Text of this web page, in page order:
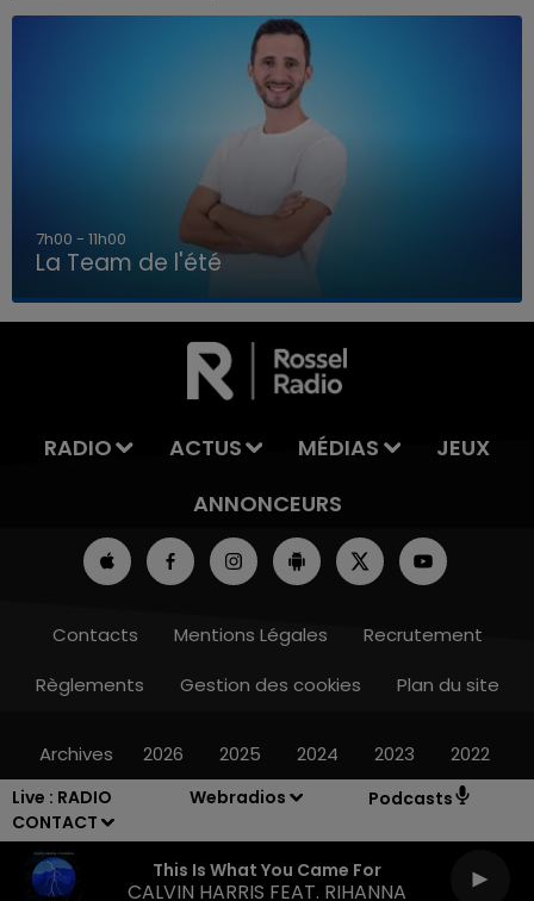
Live : RADIO
CONTACT
Webradios Podcasts
This Is What You Came For
CALVIN HARRIS FEAT. RIHANNA
LA TEAM DE L'ÉTÉ
7h00 - 11h00
La Team de l'été
RADIO ACTUS MÉDIAS
JEUX
ANNONCEURS
Contacts Mentions Légales
Recrutement
Règlements
Gestion des cookies Plan du site
Archives 2026 2025 2024 2023 2022